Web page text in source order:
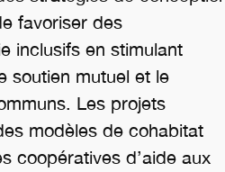
favoriser des
inclusifs en stimulant
soutien mutuel et le
Les projets
modèles de cohabitat
coopératives d’aide aux